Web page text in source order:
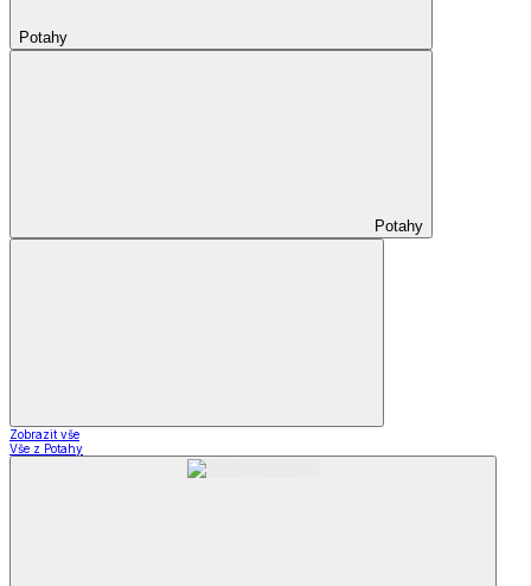
Potahy
Potahy
Zobrazit vše
Vše z Potahy